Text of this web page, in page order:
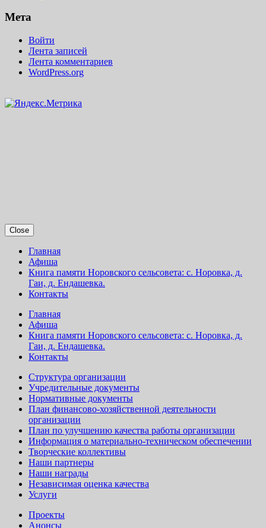
Мета
Войти
Лента записей
Лента комментариев
WordPress.org
Close
Главная
Афиша
Книга памяти Норовского сельсовета: с. Норовка, д.
Гаи, д. Ендашевка.
Контакты
Главная
Афиша
Книга памяти Норовского сельсовета: с. Норовка, д.
Гаи, д. Ендашевка.
Контакты
Структура организации
Учредительные документы
Нормативные документы
План финансово-хозяйственной деятельности
организации
План по улучшению качества работы организации
Информация о материально-техническом обеспечении
Творческие коллективы
Наши партнеры
Наши награды
Независимая оценка качества
Услуги
Проекты
Анонсы